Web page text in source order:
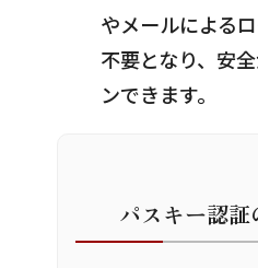
やメールによる
不要となり、安
ンできます。
パスキー認証